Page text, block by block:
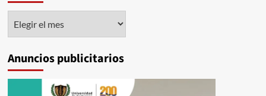
Anuncios publicitarios